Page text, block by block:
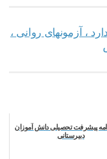
، آزمونهای روانی ،
پیشرفت تحصیلی دانش آموزان
دبیرستانی